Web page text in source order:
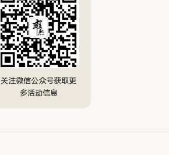
关注微信公众号获取更
多活动信息